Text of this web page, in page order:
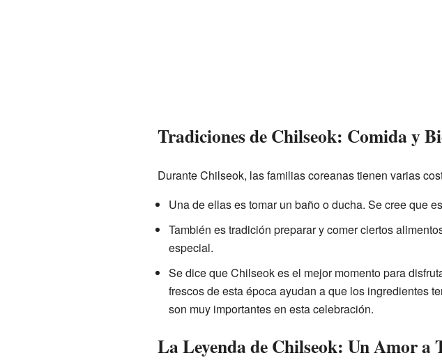
Tradiciones de Chilseok: Comida y
Durante Chilseok, las familias coreanas tienen varias
Una de ellas es tomar un baño o ducha. Se cree que
También es tradición preparar y comer ciertos
especial.
Se dice que Chilseok es el mejor momento para
frescos de esta época ayudan a que los ingredientes
son muy importantes en esta celebración.
La Leyenda de Chilseok: Un Amor a